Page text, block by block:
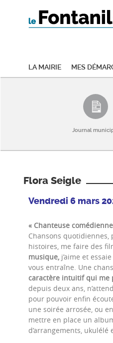
La mairie Mes
Journal
Flora Seigle
Vendredi 6 mars
« Chanteuse
Chansons quotidiennes,
histoires, me faire des
musique, j’aime et
vous entraîne. Une
caractère intuitif qui me
depuis deux ans,
pour pouvoir enfin
une soirée arrosée, ou
mettre en place un
d’arrangements, ukulélé